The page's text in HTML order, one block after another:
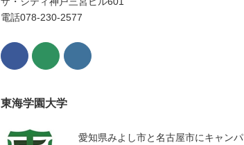
電話078-230-2577
東海学園大学
愛知県みよし市と名古屋市にキャンパ